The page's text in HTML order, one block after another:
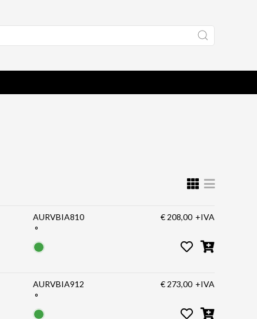
AURVBIA810
°
€ 208,00 +IVA
AURVBIA912
°
€ 273,00 +IVA